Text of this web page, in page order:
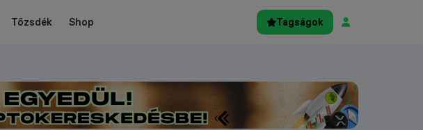
Tőzsdék Shop Tagságok